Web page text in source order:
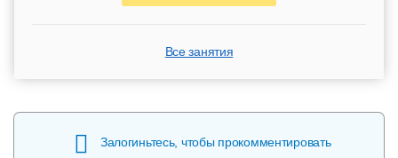
Все занятия
Залогиньтесь, чтобы прокомментировать